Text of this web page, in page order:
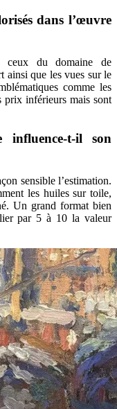
dans l’œuvre
ceux du domaine de
ainsi que les vues sur le
comme les
prix inférieurs mais sont
t-il son
sensible l’estimation.
les huiles sur toile,
Un grand format bien
par 5 à 10 la valeur